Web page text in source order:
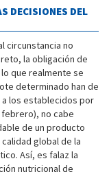
DECISIONES DEL
circunstancia no
la obligación de
que realmente se
determinado han de
los establecidos por
febrero), no cabe
de un producto
global de la
Así, es falaz la
nutricional de